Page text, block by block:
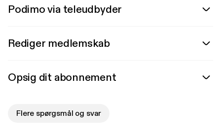
Podimo via teleudbyder
Rediger medlemskab
Opsig dit abonnement
Flere spørgsmål og svar